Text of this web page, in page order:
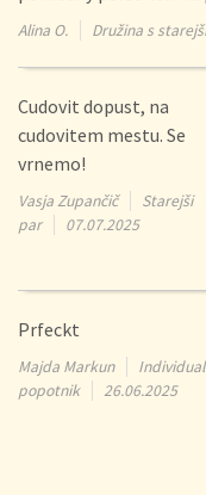
Alina O. Družina s
Cudovit dopust, na
cudovitem mestu. Se
vrnemo!
Vasja Zupančič
Starejši
par
07.07.2025
Prfeckt
Majda Markun
popotnik
26.06.2025